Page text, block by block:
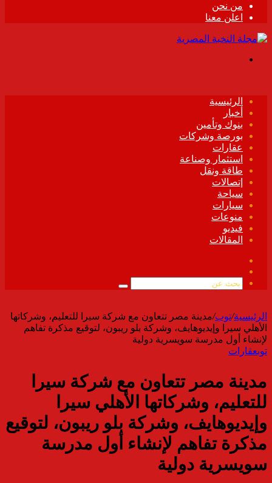
من نحن
اعلن معنا
الرئيسية
أخبار
بنوك وتأمين
بورصة وشركات
عقارات
استثمار وصناعة
طاقة ونقل
إتصالات
سياحة
سيارات
منوعات
فيديو
المقالات
الموقع
بحث
الرئيسية/توب/مدينة مصر تتعاون مع شركة سيرا للتعليم، وشركاتها
الأهلي سيرا وإيديوهايف، وشركة بلو ريبون، لتوقيع مذكرة تفاهم
لإنشاء أول مدرسة سويسرية دولية
توبعقارات
مدينة مصر تتعاون مع شركة سيرا
للتعليم، وشركاتها الأهلي سيرا
وإيديوهايف، وشركة بلو ريبون، لتوقيع
مذكرة تفاهم لإنشاء أول مدرسة
سويسرية دولية